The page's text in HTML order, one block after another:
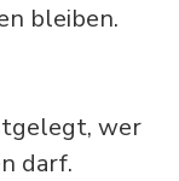
bleiben.
wer
darf.